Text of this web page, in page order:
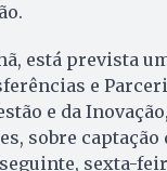
está prevista
e
e da
sobre captação
sexta-